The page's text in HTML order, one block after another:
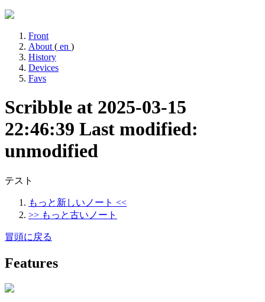
Front
About ( en )
History
Devices
Favs
Scribble at 2025-03-15
22:46:39 Last modified:
unmodified
テスト
もっと新しいノート <<
>> もっと古いノート
冒頭に戻る
Features